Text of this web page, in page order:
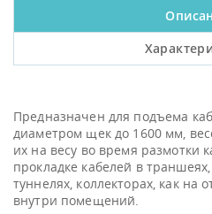
Предназначен для подъема
диаметром щек до 1600 мм,
их на весу во время размотки
прокладке кабелей в
туннелях, коллекторах, как на
внутри помещений.